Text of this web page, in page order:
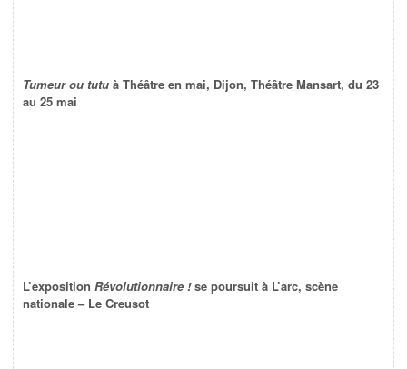
Tumeur ou tutu à Théâtre en mai, Dijon, Théâtre Mansart, du 23
au 25 mai
L’exposition Révolutionnaire !se poursuit à L’arc, scène
nationale – Le Creusot